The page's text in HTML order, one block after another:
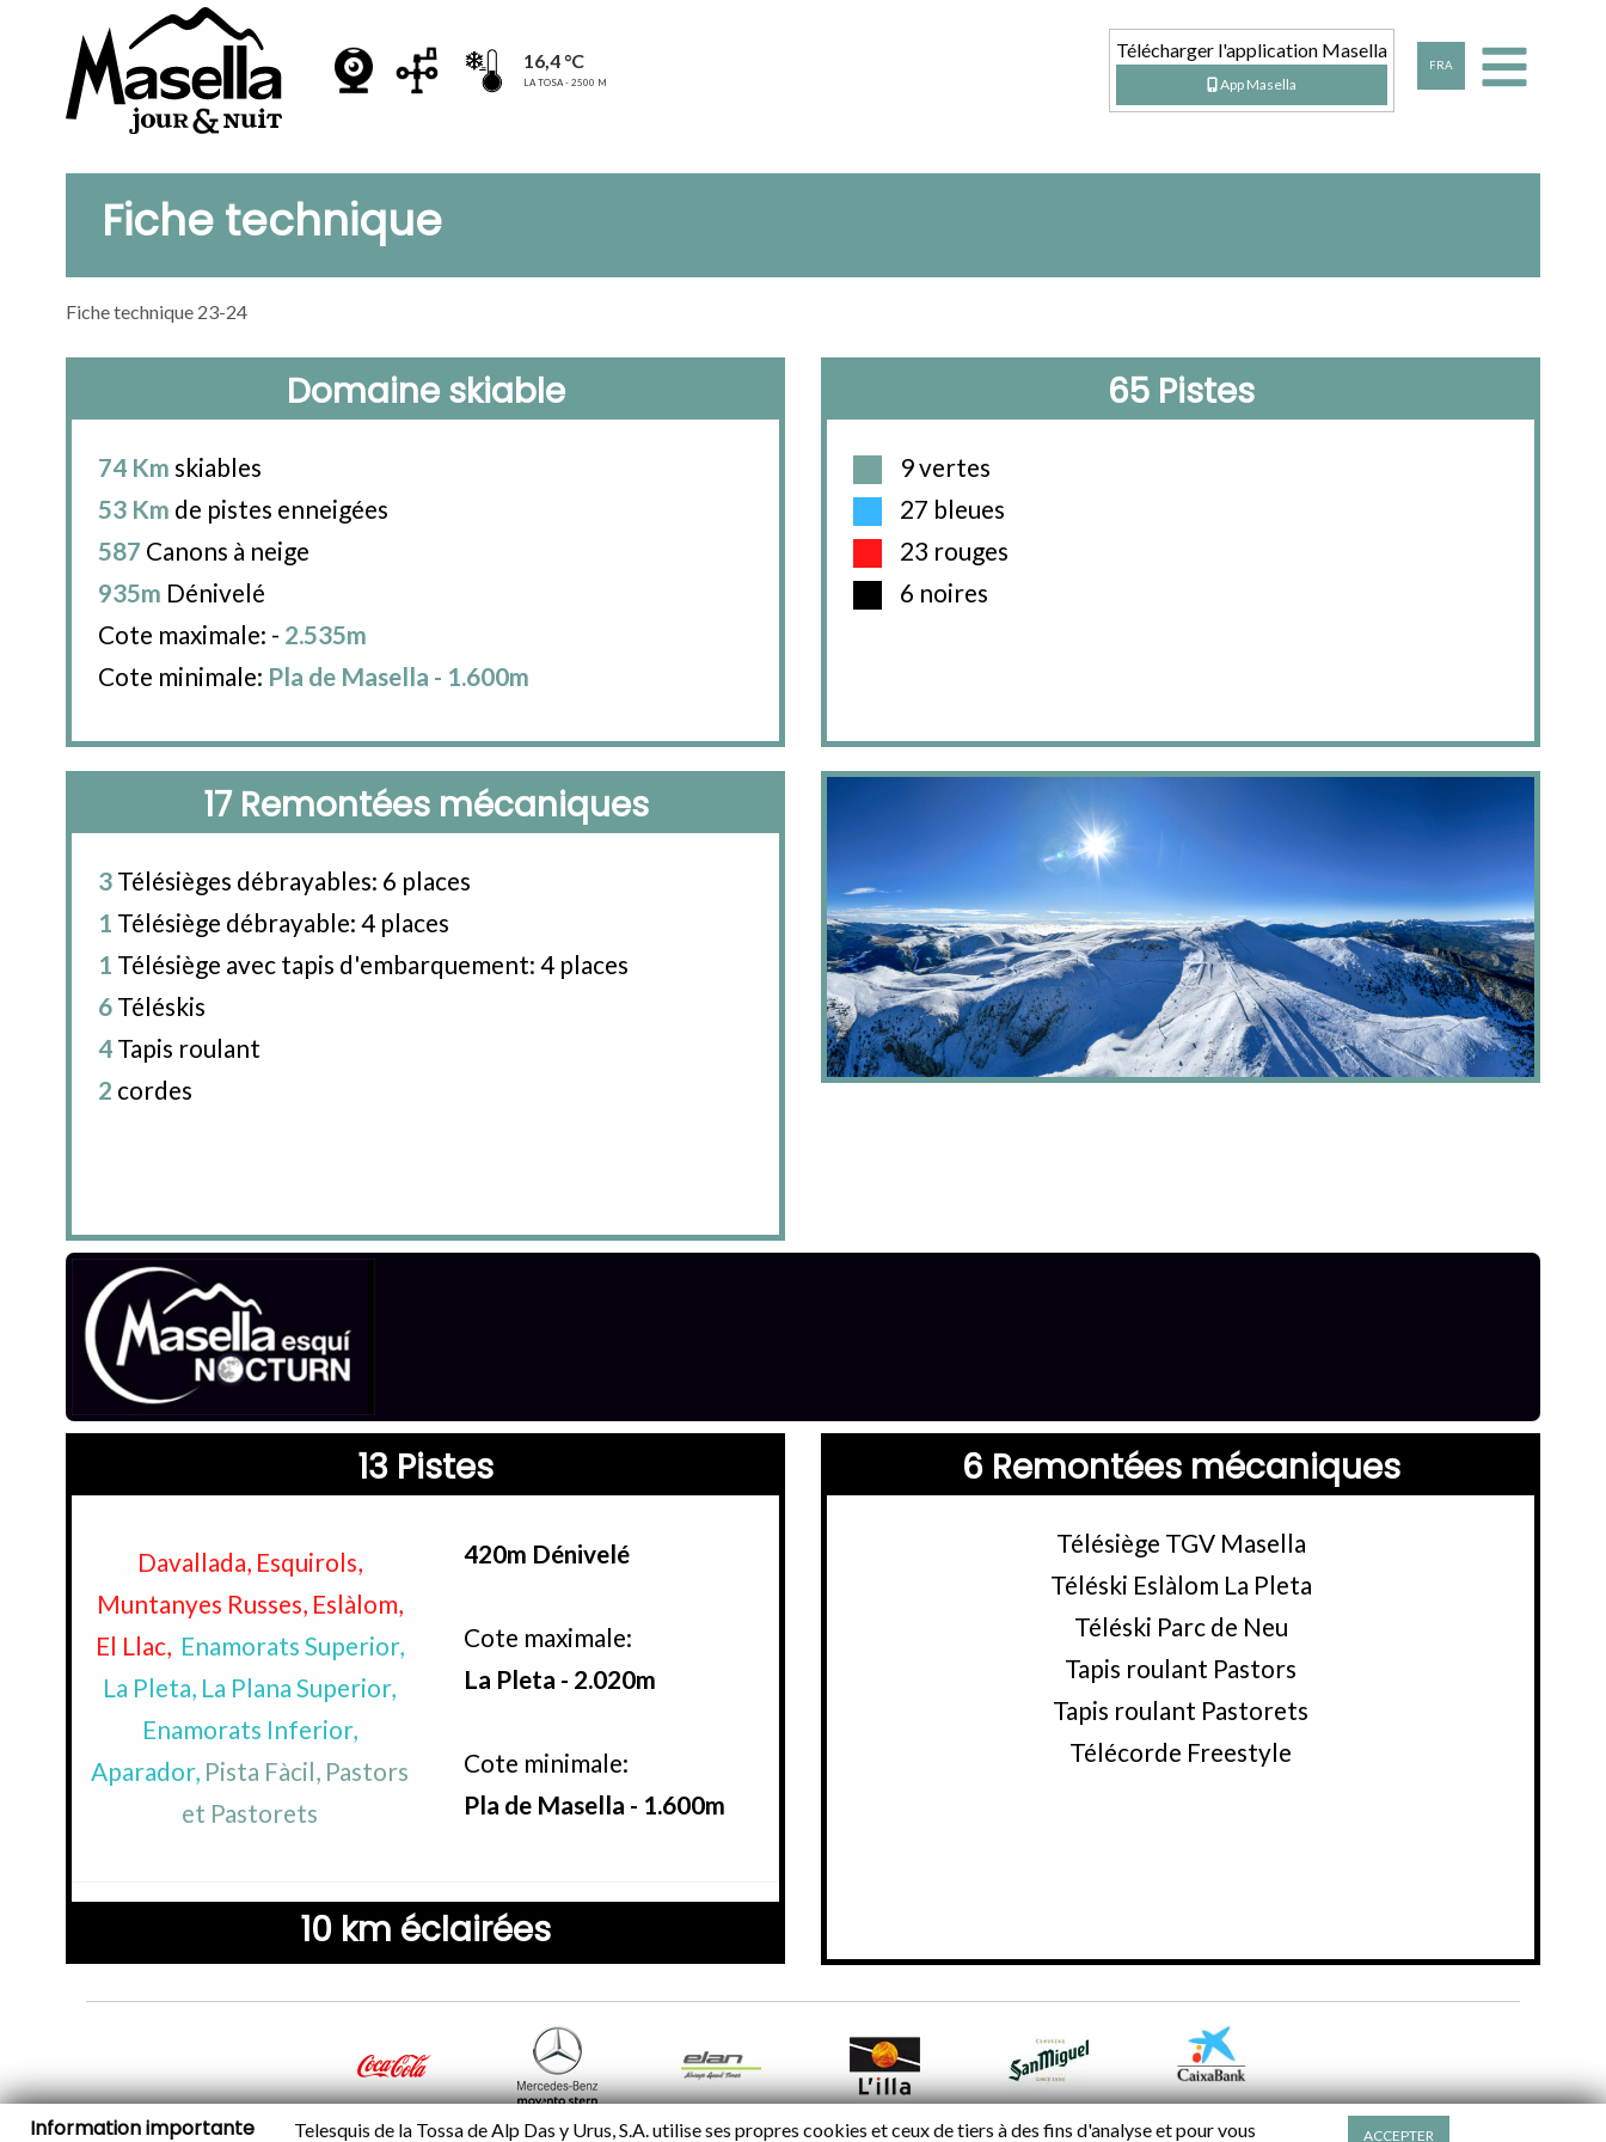
Information importante
Telesquis de la Tossa de Alp Das y Urus, S.A. utilise ses propres cookies et ceux de tiers à des fins d'analyse et pour vous ACCEPTER
16,4 °C
LA TOSA - 2500 M
Télécharger l'application Masella
App Masella
CAT
ESP
ENG
FRA
Fiche technique
Fiche technique 23-24
Domaine skiable
74 Km skiables
53 Km de pistes enneigées
587 Canons à neige
935m Dénivelé
Cote maximale: - 2.535m
Cote minimale: Pla de Masella - 1.600m
65 Pistes
9 vertes
27 bleues
23 rouges
6 noires
17 Remontées mécaniques
3Télésièges débrayables: 6 places
1 Télésiège débrayable: 4 places
1 Télésiège avec tapis d'embarquement: 4 places
6Téléskis
4Tapis roulant
2 cordes
13 Pistes
Davallada, Esquirols,
Muntanyes Russes, Eslàlom,
El Llac, Enamorats Superior,
La Pleta, La Plana Superior,
Enamorats Inferior,
Aparador,Pista Fàcil, Pastors
et Pastorets
420m Dénivelé
Cote maximale:
La Pleta - 2.020m
Cote minimale:
Pla de Masella - 1.600m
10 km éclairées
6 Remontées mécaniques
Télésiège TGV Masella
Téléski Eslàlom La Pleta
Téléski Parc de Neu
Tapis roulant Pastors
Tapis roulant Pastorets
Télécorde Freestyle